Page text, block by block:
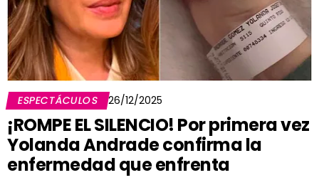
ESPECTÁCULOS 26/12/2025
¡ROMPE EL SILENCIO! Por primera vez
Yolanda Andrade confirma la
enfermedad que enfrenta